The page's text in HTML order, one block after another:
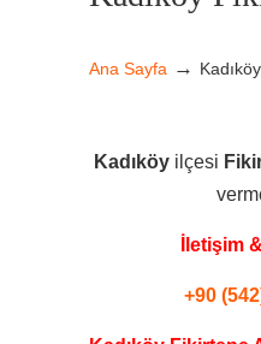
Ana Sayfa →
Kadıköy ilçesi
İletişim
+90